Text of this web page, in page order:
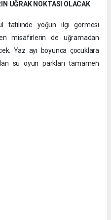
UĞRAK NOKTASI OLACAK
tatilinde yoğun ilgi görmesi
misafirlerin de uğramadan
Yaz ayı boyunca çocuklara
su oyun parkları tamamen